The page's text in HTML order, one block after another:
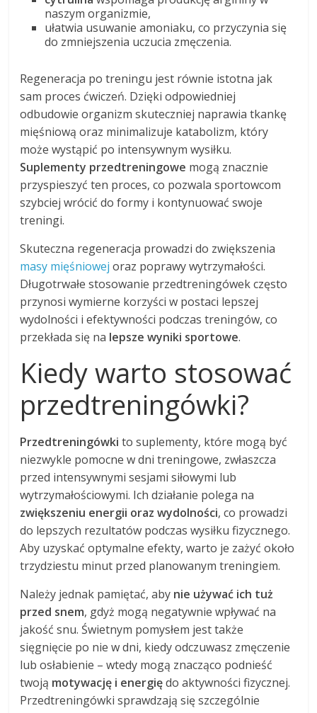
naszym organizmie,
ułatwia usuwanie amoniaku, co przyczynia się
do zmniejszenia uczucia zmęczenia.
Regeneracja po treningu jest równie istotna jak
sam proces ćwiczeń. Dzięki odpowiedniej
odbudowie organizm skuteczniej naprawia tkankę
mięśniową oraz minimalizuje katabolizm, który
może wystąpić po intensywnym wysiłku.
Suplementy przedtreningowe mogą znacznie
przyspieszyć ten proces, co pozwala sportowcom
szybciej wrócić do formy i kontynuować swoje
treningi.
Skuteczna regeneracja prowadzi do zwiększenia
masy mięśniowej oraz poprawy wytrzymałości.
Długotrwałe stosowanie przedtreningówek często
przynosi wymierne korzyści w postaci lepszej
wydolności i efektywności podczas treningów, co
przekłada się na lepsze wyniki sportowe.
Kiedy warto stosować
przedtreningówki?
Przedtreningówki to suplementy, które mogą być
niezwykle pomocne w dni treningowe, zwłaszcza
przed intensywnymi sesjami siłowymi lub
wytrzymałościowymi. Ich działanie polega na
zwiększeniu energii oraz wydolności, co prowadzi
do lepszych rezultatów podczas wysiłku fizycznego.
Aby uzyskać optymalne efekty, warto je zażyć około
trzydziestu minut przed planowanym treningiem.
Należy jednak pamiętać, aby nie używać ich tuż
przed snem, gdyż mogą negatywnie wpływać na
jakość snu. Świetnym pomysłem jest także
sięgnięcie po nie w dni, kiedy odczuwasz zmęczenie
lub osłabienie – wtedy mogą znacząco podnieść
twoją motywację i energiędo aktywności fizycznej.
Przedtreningówki sprawdzają się szczególnie